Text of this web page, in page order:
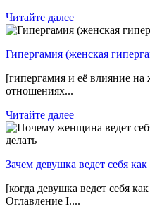
Читайте далее
Гипергамия (женская
[гипергамия и её влияние
отношениях...
Читайте далее
Зачем девушка ведет себя
[когда девушка ведет себя
Оглавление I....